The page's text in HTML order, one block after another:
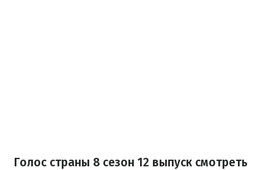
Голос страны 8 сезон 12 выпуск смотреть